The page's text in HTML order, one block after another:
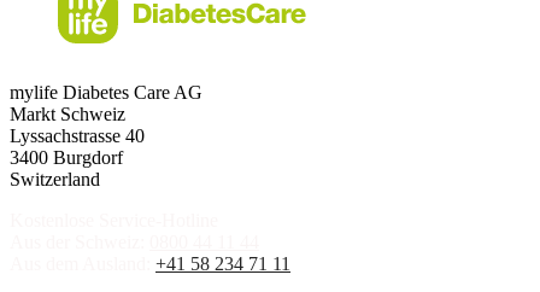
mylife Diabetes Care AG
Markt Schweiz
Lyssachstrasse 40
3400 Burgdorf
Switzerland
+41 58 234 71 11